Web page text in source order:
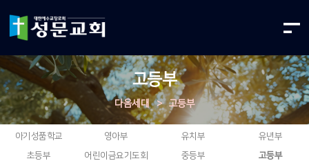
고등부
다음세대 > 고등부
아기성품학교 영아부 유치부
유년부
초등부
어린이금요기도회 중등부 고등부